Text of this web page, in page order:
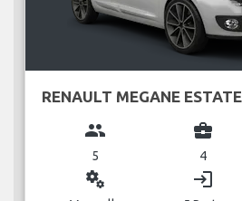
RENAULT MEGANE ESTATE
group
5
business_center
4
miscellaneous_services login